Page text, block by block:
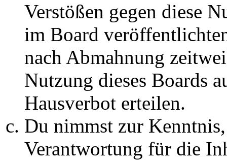
Verstößen gegen diese
im Board
nach Abmahnung
Nutzung dieses Boards
Hausverbot erteilen.
Du nimmst zur
Verantwortung für die